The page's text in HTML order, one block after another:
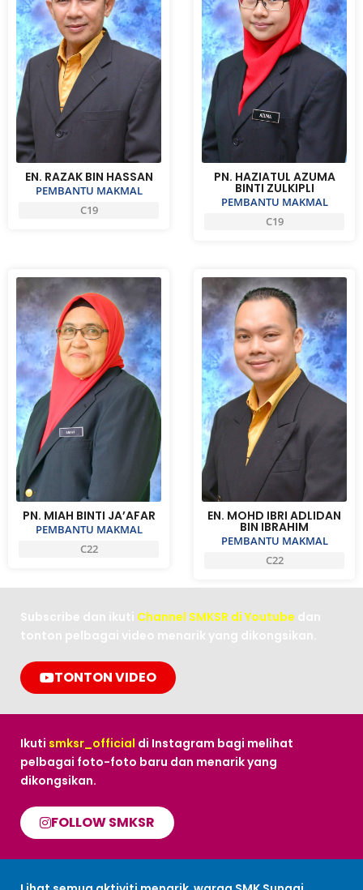
EN. RAZAK BIN HASSAN
PEMBANTU MAKMAL
C19
PN. HAZIATUL AZUMA
BINTI ZULKIPLI
PEMBANTU MAKMAL
C19
PN. MIAH BINTI JA’AFAR
PEMBANTU MAKMAL
C22
EN. MOHD IBRI ADLIDAN
BIN IBRAHIM
PEMBANTU MAKMAL
C22
Subscribe dan ikuti Channel SMKSR di Youtube dan
tonton pelbagai video menarik yang dikongsikan.
TONTON VIDEO
Ikuti smksr_official di Instagram bagi melihat
pelbagai foto-foto baru dan menarik yang
dikongsikan.
FOLLOW SMKSR